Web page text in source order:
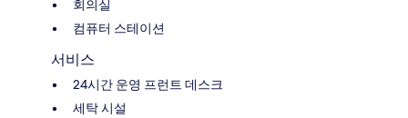
회의실
컴퓨터 스테이션
서비스
24시간 운영 프런트 데스크
세탁 시설